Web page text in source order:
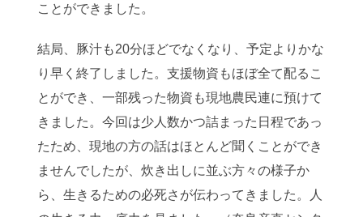
ことができました。
結局、豚汁も20分ほどでなくなり、予定よりかな
り早く終了しました。支援物資もほぼ全て配るこ
とができ、一部残った物資も現地農民連に預けて
きました。今回は少人数かつ詰まった日程であっ
たため、現地の方の話はほとんど聞くことができ
ませんでしたが、炊き出しに並ぶ方々の様子か
ら、生きるための必死さが伝わってきました。人